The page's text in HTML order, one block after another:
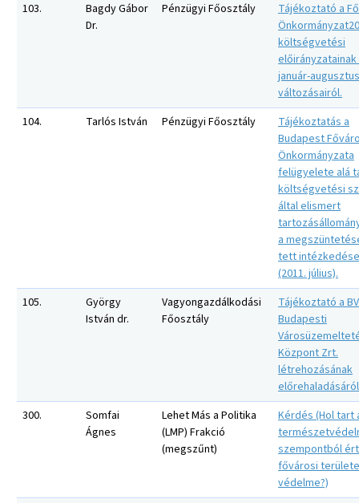
103.
Bagdy Gábor
Dr.
Pénzügyi Főosztály
Tájékoztató a
költségvetési
előirányzatainak
január-
változásairól.
104.
Tarlós István Pénzügyi Főosztály
Tájékoztatás a
Budapest
Önkormányzata
felügyelete alá
költségvetési
által elismert
a
tett
(2011. július).
105.
György
István dr.
Vagyongazdálkodási
Főosztály
Tájékoztató a
Budapesti
Központ Zrt.
létrehozásának
300.
Somfai
Ágnes
Lehet Más a Politika
(LMP) Frakció
(megszűnt)
Kérdés (Hol tart
szempontból
fővárosi
védelme?)